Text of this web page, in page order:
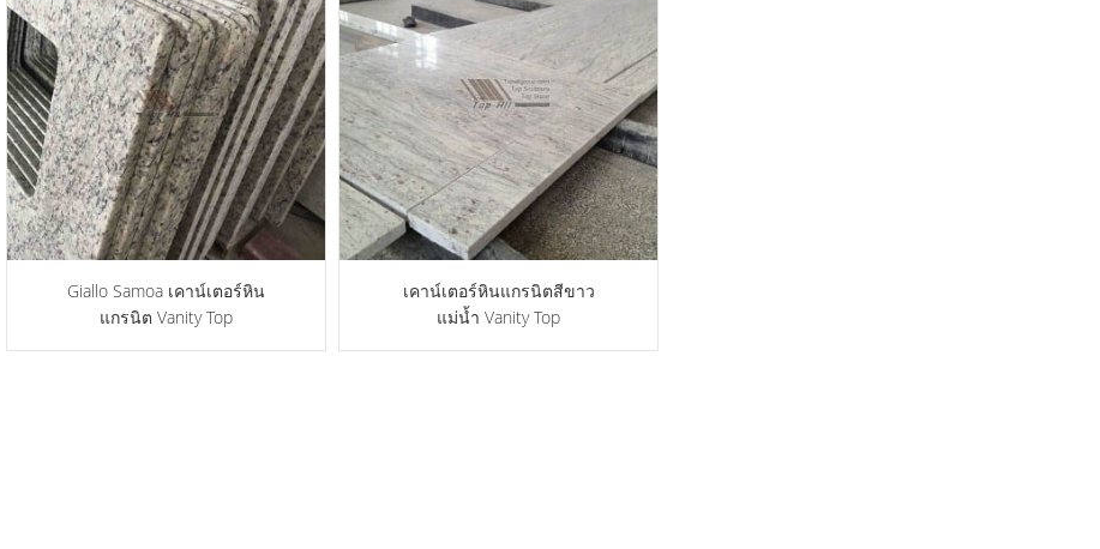
Giallo Samoa เคาน์เตอร์หิน
แกรนิต Vanity Top
เคาน์เตอร์หินแกรนิตสีขาว
แม่น้ำ Vanity Top